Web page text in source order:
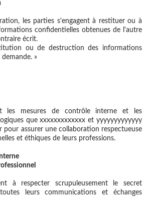
les parties s'engagent à restituer ou à
confidentielles obtenues de l'autre
écrit.
ou de destruction des informations
»
les mesures de contrôle interne et les
que xxxxxxxxxxxxx et yyyyyyyyyyyyy
pour assurer une collaboration respectueuse
et éthiques de leurs professions.
à respecter scrupuleusement le secret
leurs communications et échanges